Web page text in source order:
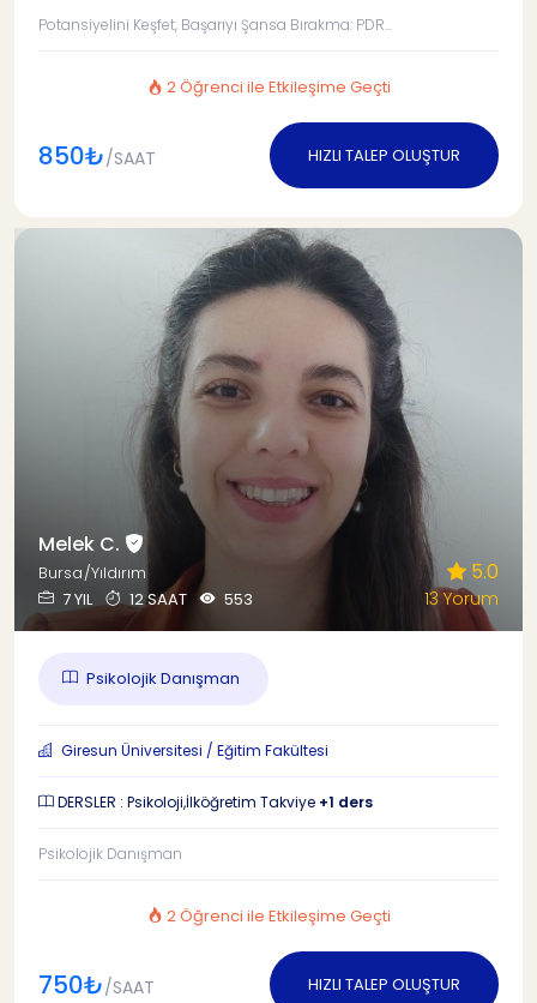
Potansiyelini Keşfet, Başarıyı Şansa Bırakma: PDR...
2 Öğrenci ile Etkileşime Geçti
850₺/SAAT HIZLI TALEP OLUŞTUR
Melek C.
Bursa/Yıldırım
7 YIL
12 SAAT 553
5.0
13 Yorum
Psikolojik Danışman
Giresun Üniversitesi / Eğitim Fakültesi
DERSLER : Psikoloji,İlköğretim Takviye +1 ders
Psikolojik Danışman
2 Öğrenci ile Etkileşime Geçti
750₺/SAAT HIZLI TALEP OLUŞTUR